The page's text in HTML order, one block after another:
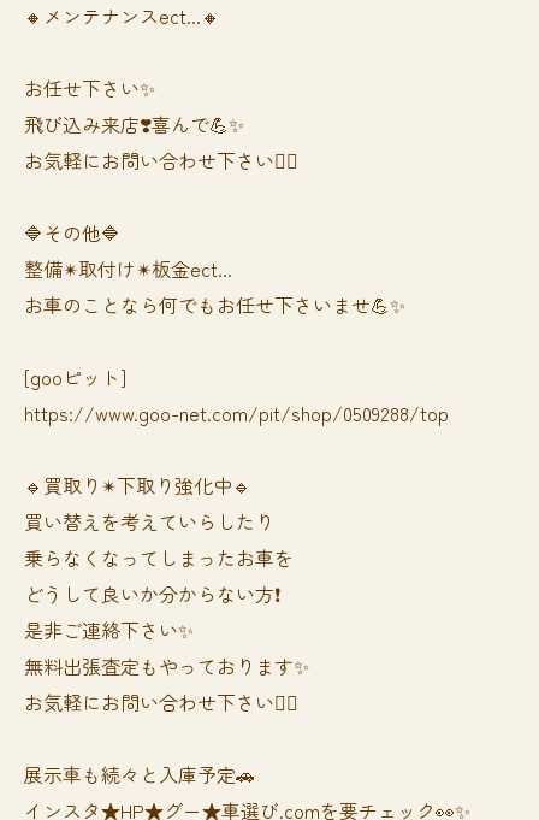
🔸メンテナンスect...🔸
お任せ下さい✨
飛び込み来店❣️喜んで💪✨
お気軽にお問い合わせ下さい🙆‍♀️
🔷その他🔷
整備✴︎取付け✴︎板金ect...
お車のことなら何でもお任せ下さいませ💪✨
[gooピット]
https://www.goo-net.com/pit/shop/0509288/top
🔹買取り✴︎下取り強化中🔹
買い替えを考えていらしたり
乗らなくなってしまったお車を
どうして良いか分からない方❗️
是非ご連絡下さい✨
無料出張査定もやっております✨
お気軽にお問い合わせ下さい🙆‍♀️
展示車も続々と入庫予定🚗
インスタ★HP★グー★車選び.comを要チェック👀✨